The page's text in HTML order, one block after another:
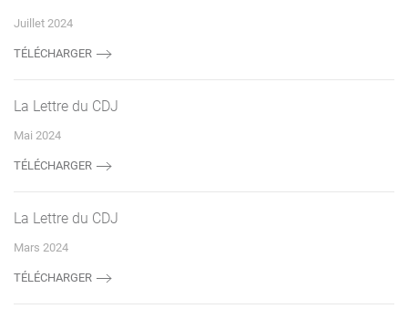
Juillet 2024
TÉLÉCHARGER
La Lettre du CDJ
Mai 2024
TÉLÉCHARGER
La Lettre du CDJ
Mars 2024
TÉLÉCHARGER